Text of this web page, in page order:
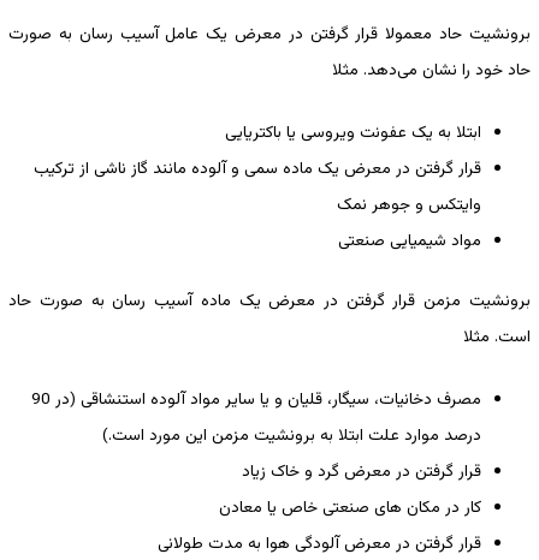
برونشیت حاد معمولا قرار گرفتن در معرض یک عامل آسیب رسان به صورت
حاد خود را نشان می‌دهد. مثلا
ابتلا به یک عفونت ویروسی یا باکتریایی
قرار گرفتن در معرض یک ماده سمی و آلوده مانند گاز ناشی از ترکیب
وایتکس و جوهر نمک
مواد شیمیایی صنعتی
برونشیت مزمن قرار گرفتن در معرض یک ماده آسیب رسان به صورت حاد
است. مثلا
مصرف دخانیات، سیگار، قلیان و یا سایر مواد آلوده استنشاقی (در 90
درصد موارد علت ابتلا به برونشیت مزمن این مورد است.)
قرار گرفتن در معرض گرد و خاک زیاد
کار در مکان های صنعتی خاص یا معادن
قرار گرفتن در معرض آلودگی هوا به مدت طولانی